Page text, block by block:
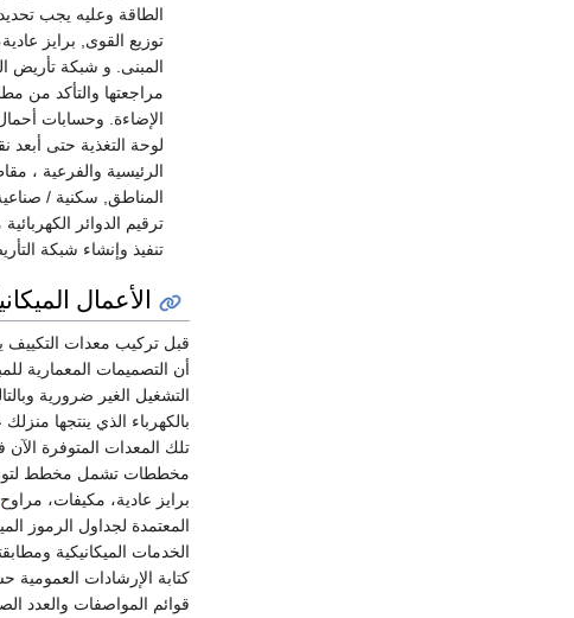
الطاقة وعليه يجب
توزيع القوى, برايز
المبنى. و شبكة تأريض
مراجعتها والتأكد من
لوحة التغذية حتى أبعد
الرئيسية والفرعية ،
المناطق, سكنية /
ترقيم الدوائر
تنفيذ وإنشاء شبكة
الأعمال
قبل تركيب معدات التكييف
أن التصميمات المعمارية
التشغيل الغير ضرورية
بالكهرباء الذي ينتجها
تلك المعدات المتوفرة
مخططات تشمل مخطط لتوزيع
برايز عادية، مكيفات،
المعتمدة لجداول الرموز
الخدمات الميكانيكية
كتابة الإرشادات العمومية